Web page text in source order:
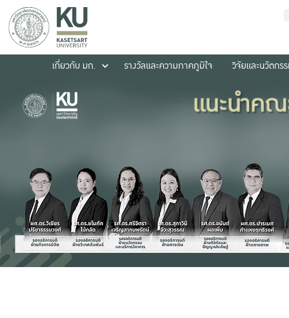
เกี่ยวกับ มก.
รางวัลและความภาคภูมิใจ วิจัยและนวัตกร